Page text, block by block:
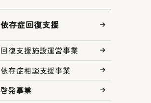
依存症回復支援
回復支援施設運営事業
依存症相談支援事業
啓発事業